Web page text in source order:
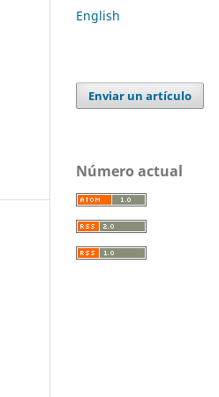
English
Enviar un artículo
Número actual